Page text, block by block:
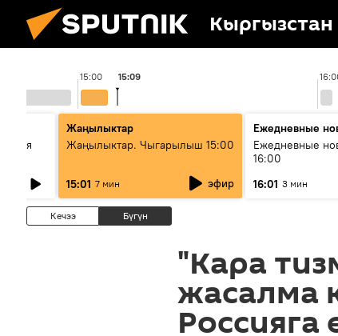
Кыргызстан
15:00 15:09
Жаңылыктар
Жаңылыктар. Чыгарылыш 15:00
15:01 7 мин эфир
Ежедневные
Ежедневные
16:00
16:01 3 мин
Кечээ Бүгүн
"Кара
жасалма
Россияга